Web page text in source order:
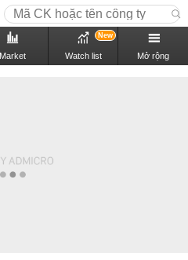
Market Watch list
New
Mở rộng